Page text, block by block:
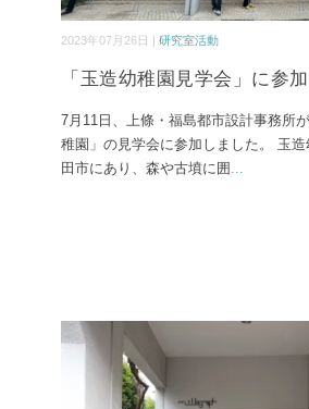
2023年07月26日 | 研究室活動
「玉造幼稚園見学会」に参
7月11日、上條・福島都市設計事務所
稚園」の見学会に参加しました。 玉
田市にあり、森や古墳に囲 ...